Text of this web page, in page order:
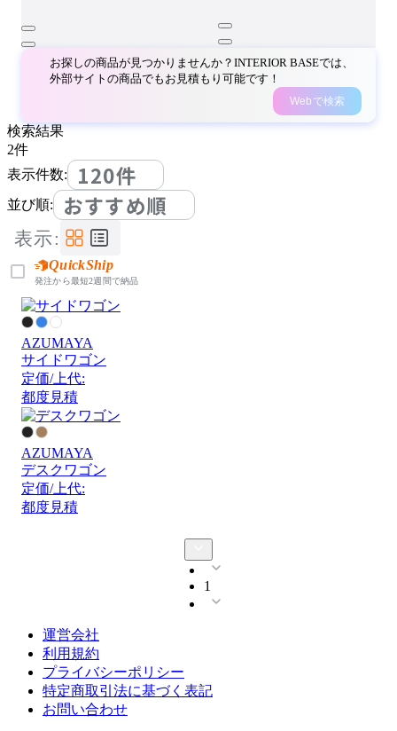
お探しの商品が見つかりませんか？INTERIOR BASEでは、
外部サイトの商品でもお見積もり可能です！
Webで検索
検索結果
2件
表示件数:
120件
並び順: おすすめ順
表示:
QuickShip
発注から最短2週間で納品
AZUMAYA
サイドワゴン
定価/上代:
都度見積
AZUMAYA
デスクワゴン
定価/上代:
都度見積
1
運営会社
利用規約
プライバシーポリシー
特定商取引法に基づく表記
お問い合わせ